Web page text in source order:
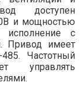
доступен
и мощностью
с
Привод имеет
Частотный
управлять